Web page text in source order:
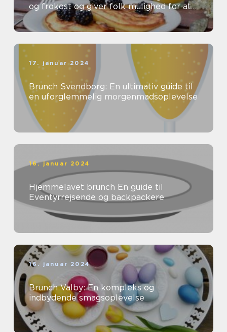
og frokost og giver folk mulighed for at
nyde en lækker og afslappet spiseop...
17. januar 2024
Brunch Svendborg: En ultimativ guide til
en uforglemmelig morgenmadsoplevelse
16. januar 2024
Hjemmelavet brunch En guide til
Eventyrrejsende og backpackere
16. januar 2024
Brunch Valby: En kompleks og
indbydende smagsoplevelse